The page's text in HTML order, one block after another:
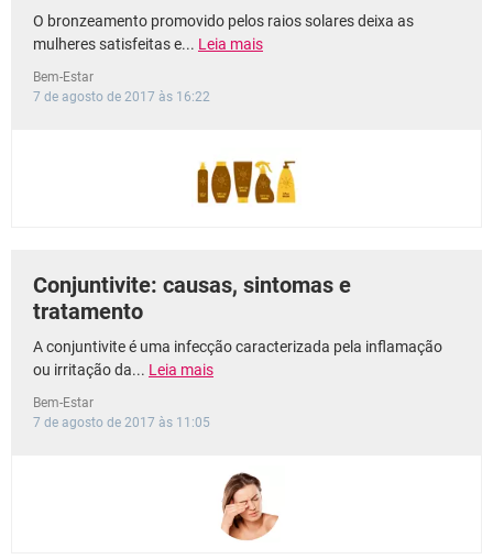
O bronzeamento promovido pelos raios solares deixa as
mulheres satisfeitas e... Leia mais
Bem-Estar
7 de agosto de 2017 às 16:22
Conjuntivite: causas, sintomas e
tratamento
A conjuntivite é uma infecção caracterizada pela inflamação
ou irritação da... Leia mais
Bem-Estar
7 de agosto de 2017 às 11:05